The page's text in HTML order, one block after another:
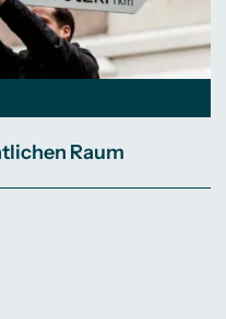
Raum